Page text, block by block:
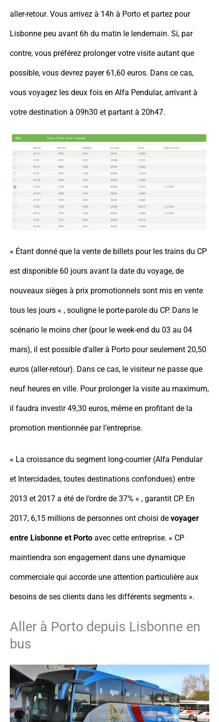
aller-retour. Vous arrivez à 14h à Porto et partez pour
Lisbonne peu avant 6h du matin le lendemain. Si, par
contre, vous préférez prolonger votre visite autant que
possible, vous devrez payer 61,60 euros. Dans ce cas,
vous voyagez les deux fois en Alfa Pendular, arrivant à
votre destination à 09h30 et partant à 20h47.
« Étant donné que la vente de billets pour les trains du CP
est disponible 60 jours avant la date du voyage, de
nouveaux sièges à prix promotionnels sont mis en vente
tous les jours « , souligne le porte-parole du CP. Dans le
scénario le moins cher (pour le week-end du 03 au 04
mars), il est possible d’aller à Porto pour seulement 20,50
euros (aller-retour). Dans ce cas, le visiteur ne passe que
neuf heures en ville. Pour prolonger la visite au maximum,
il faudra investir 49,30 euros, même en profitant de la
promotion mentionnée par l’entreprise.
« La croissance du segment long-courrier (Alfa Pendular
et Intercidades, toutes destinations confondues) entre
2013 et 2017 a été de l’ordre de 37% « , garantit CP. En
2017, 6,15 millions de personnes ont choisi de voyager
entre Lisbonne et Porto avec cette entreprise. « CP
maintiendra son engagement dans une dynamique
commerciale qui accorde une attention particulière aux
besoins de ses clients dans les différents segments ».
Aller à Porto depuis Lisbonne en
bus